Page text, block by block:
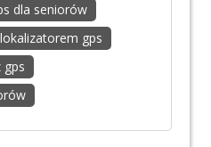
dla seniorów
gps
gps